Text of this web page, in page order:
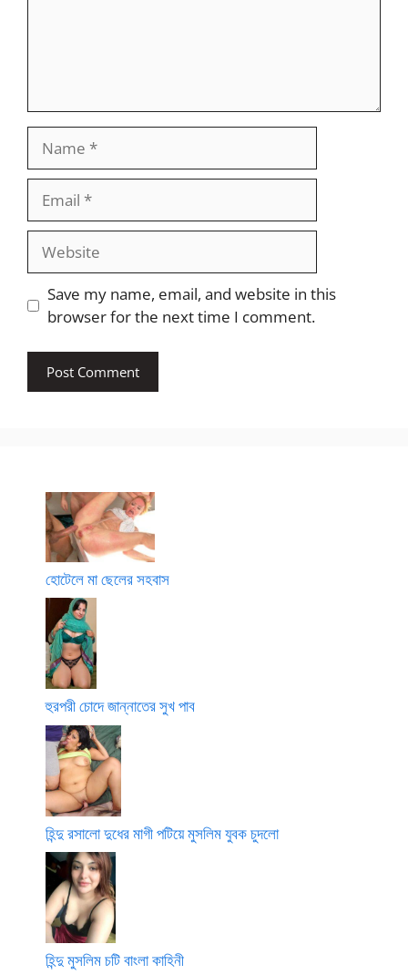
Website
Save my name, email, and website in this
browser for the next time I comment.
হোটেলে মা ছেলের সহবাস
হুরপরী চোদে জান্নাতের সুখ পাব
হিন্দু রসালো দুধের মাগী পটিয়ে মুসলিম যুবক চুদলো
হিন্দু মুসলিম চটি বাংলা কাহিনী